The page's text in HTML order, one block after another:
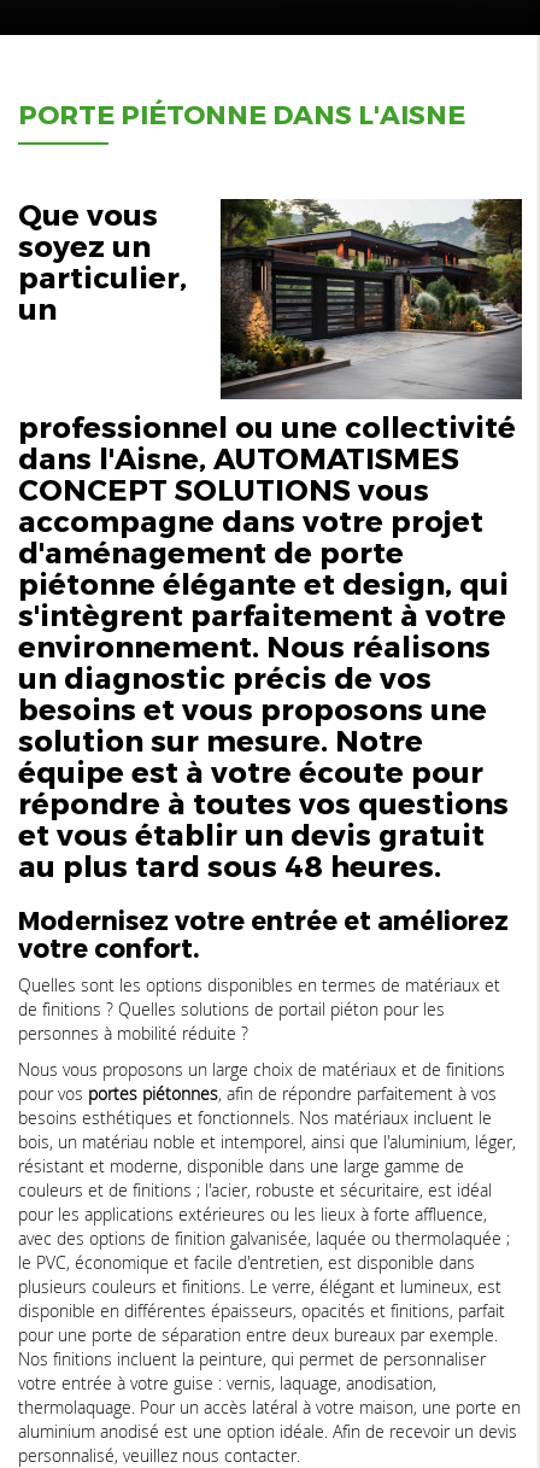
PORTE PIÉTONNE DANS L'AISNE
Que vous
soyez un
particulier,
un
professionnel ou une collectivité
dans l'Aisne, AUTOMATISMES
CONCEPT SOLUTIONS vous
accompagne dans votre projet
d'aménagement de porte
piétonne élégante et design, qui
s'intègrent parfaitement à votre
environnement. Nous réalisons
un diagnostic précis de vos
besoins et vous proposons une
solution sur mesure. Notre
équipe est à votre écoute pour
répondre à toutes vos questions
et vous établir un devis gratuit
au plus tard sous 48 heures.
Modernisez votre entrée et améliorez
votre confort.
Quelles sont les options disponibles en termes de matériaux et
de finitions ? Quelles solutions de portail piéton pour les
personnes à mobilité réduite ?
Nous vous proposons un large choix de matériaux et de finitions
pour vos portes piétonnes, afin de répondre parfaitement à vos
besoins esthétiques et fonctionnels. Nos matériaux incluent le
bois, un matériau noble et intemporel, ainsi que l'aluminium, léger,
résistant et moderne, disponible dans une large gamme de
couleurs et de finitions ; l'acier, robuste et sécuritaire, est idéal
pour les applications extérieures ou les lieux à forte affluence,
avec des options de finition galvanisée, laquée ou thermolaquée ;
le PVC, économique et facile d'entretien, est disponible dans
plusieurs couleurs et finitions. Le verre, élégant et lumineux, est
disponible en différentes épaisseurs, opacités et finitions, parfait
pour une porte de séparation entre deux bureaux par exemple.
Nos finitions incluent la peinture, qui permet de personnaliser
votre entrée à votre guise : vernis, laquage, anodisation,
thermolaquage. Pour un accès latéral à votre maison, une porte en
aluminium anodisé est une option idéale. Afin de recevoir un devis
personnalisé, veuillez nous contacter.